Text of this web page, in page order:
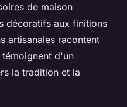
de maison
décoratifs aux finitions
artisanales racontent
témoignent d'un
la tradition et la